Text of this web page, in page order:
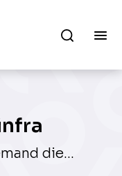
die...